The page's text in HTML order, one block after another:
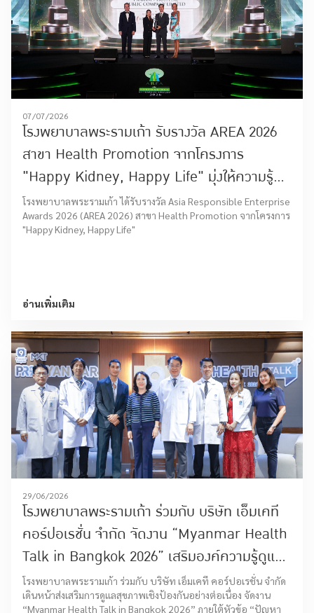
07/07/2026
โรงพยาบาลพระรามเก้า รับรางวัล AREA 2026
สาขา Health Promotion จากโครงการ
"Happy Kidney, Happy Life" มุ่งให้ความรู้
การดูแลสุขภาพ การป้องกันและการรักษาโรคไต
โรงพยาบาลพระรามเก้า ได้รับรางวัล Asia Responsible Enterprise
Awards 2026 (AREA 2026) สาขา Health Promotion จากโครงการ
"Happy Kidney, Happy Life"
อ่านเพิ่มเติม
29/06/2026
โรงพยาบาลพระรามเก้า ร่วมกับ บริษัท เอ็มเคที
คอร์ปอเรชั่น จำกัด จัดงาน “Myanmar Health
Talk in Bangkok 2026” เสริมองค์ความรู้ดูแล
สุขภาพแก่ชุมชนชาวเมียนมาในไทย
โรงพยาบาลพระรามเก้า ร่วมกับ บริษัท เอ็มเคที คอร์ปอเรชั่น จำกัด
เดินหน้าส่งเสริมการดูแลสุขภาพเชิงป้องกันอย่างต่อเนื่อง จัดงาน
“Myanmar Health Talk in Bangkok 2026” ภายใต้หัวข้อ “ปัญหา